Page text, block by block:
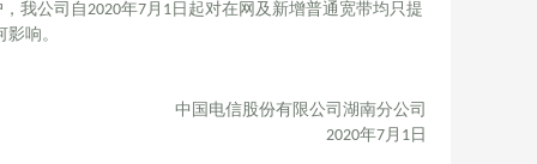
我公司自2020年7月1日起对在网及新增普通宽带均只提
响。
中国电信股份有限公司湖南分公司
2020年7月1日